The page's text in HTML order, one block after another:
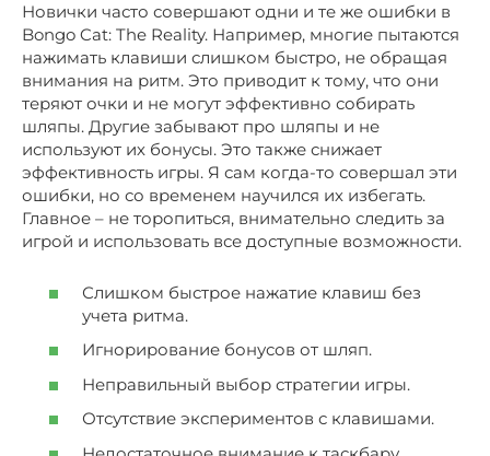
Новички часто совершают одни и те же ошибки в
Bongo Cat: The Reality. Например, многие пытаются
нажимать клавиши слишком быстро, не обращая
внимания на ритм. Это приводит к тому, что они
теряют очки и не могут эффективно собирать
шляпы. Другие забывают про шляпы и не
используют их бонусы. Это также снижает
эффективность игры. Я сам когда-то совершал эти
ошибки, но со временем научился их избегать.
Главное – не торопиться, внимательно следить за
игрой и использовать все доступные возможности.
Слишком быстрое нажатие клавиш без
учета ритма.
Игнорирование бонусов от шляп.
Неправильный выбор стратегии игры.
Отсутствие экспериментов с клавишами.